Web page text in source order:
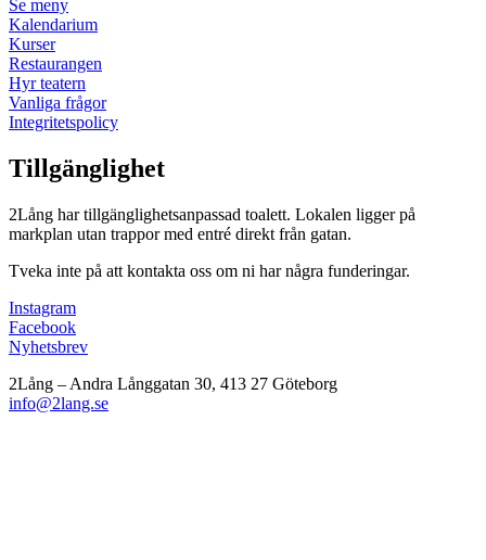
Se meny
Kalendarium
Kurser
Restaurangen
Hyr teatern
Vanliga frågor
Integritetspolicy
Tillgänglighet
2Lång har tillgänglighetsanpassad toalett. Lokalen ligger på
markplan utan trappor med entré direkt från gatan.
Tveka inte på att kontakta oss om ni har några funderingar.
Instagram
Facebook
Nyhetsbrev
2Lång – Andra Långgatan 30, 413 27 Göteborg
info@2lang.se